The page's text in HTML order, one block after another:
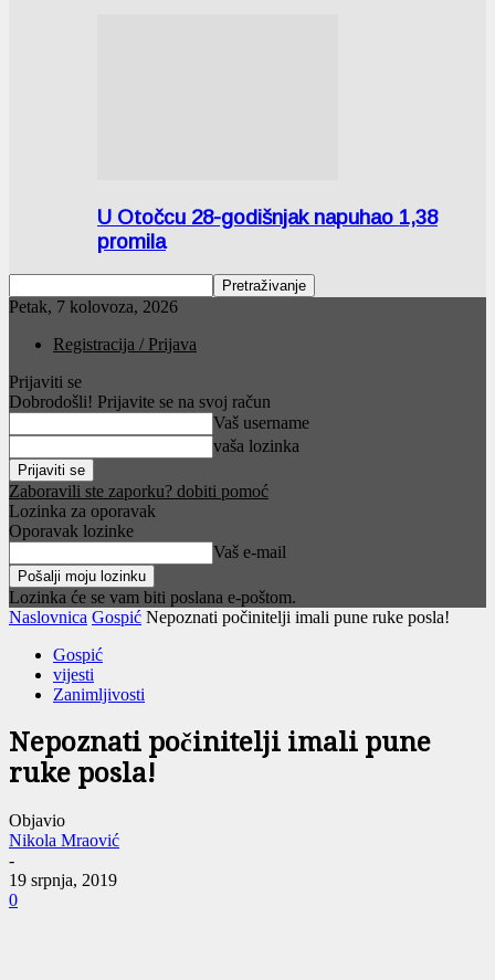
U Otočcu 28-godišnjak napuhao 1,38
promila
Petak, 7 kolovoza, 2026
Registracija / Prijava
Prijaviti se
Dobrodošli! Prijavite se na svoj račun
Vaš username
vaša lozinka
Zaboravili ste zaporku? dobiti pomoć
Lozinka za oporavak
Oporavak lozinke
Vaš e-mail
Lozinka će se vam biti poslana e-poštom.
Naslovnica Gospić Nepoznati počinitelji imali pune ruke posla!
Gospić
vijesti
Zanimljivosti
Nepoznati počinitelji imali pune
ruke posla!
Objavio
Nikola Mraović
-
19 srpnja, 2019
0